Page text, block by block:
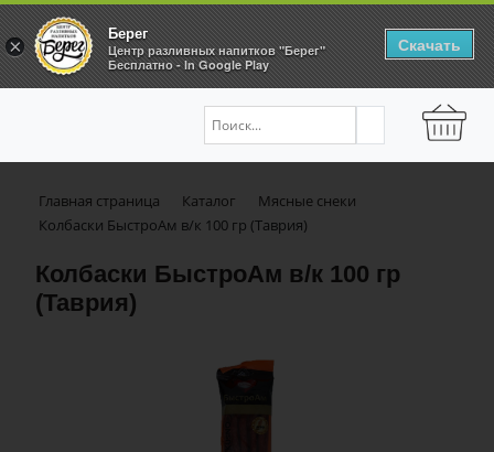
Главная страница Каталог
Мясные снеки
Колбаски БыстроАм в/к 100 гр (Таврия)
Колбаски БыстроАм в/к 100 гр
(Таврия)
×
Берег
Центр разливных напитков "Берег"
Бесплатно - In Google Play
Скачать